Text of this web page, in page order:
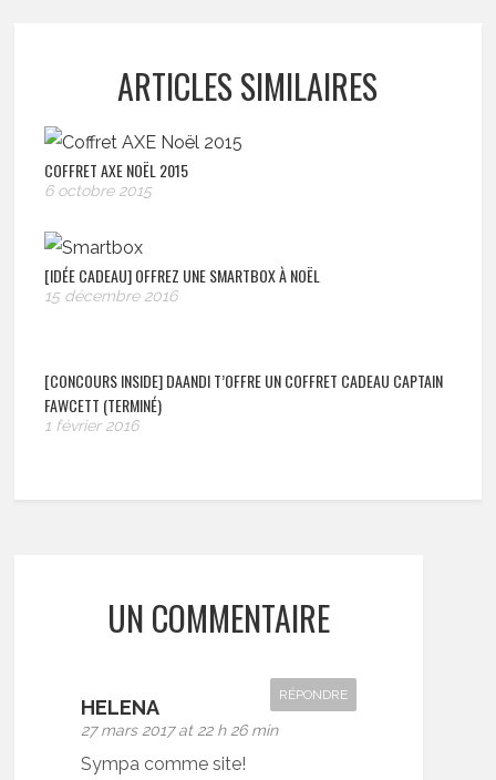
ARTICLES SIMILAIRES
COFFRET AXE NOËL 2015
6 octobre 2015
[IDÉE CADEAU] OFFREZ UNE SMARTBOX À NOËL
15 décembre 2016
[CONCOURS INSIDE] DAANDI T’OFFRE UN COFFRET CADEAU CAPTAIN
FAWCETT (TERMINÉ)
1 février 2016
UN COMMENTAIRE
HELENA
27 mars 2017 at 22 h 26 min
RÉPONDRE
Sympa comme site!